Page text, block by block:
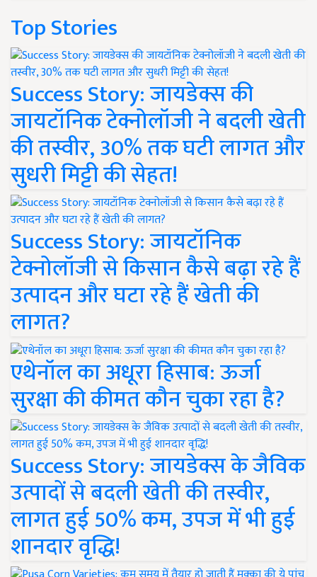
Top Stories
Success Story: जायडेक्स की
जायटॉनिक टेक्नोलॉजी ने बदली खेती
की तस्वीर, 30% तक घटी लागत और
सुधरी मिट्टी की सेहत!
Success Story: जायटॉनिक
टेक्नोलॉजी से किसान कैसे बढ़ा रहे हैं
उत्पादन और घटा रहे हैं खेती की
लागत?
एथेनॉल का अधूरा हिसाब: ऊर्जा
सुरक्षा की कीमत कौन चुका रहा है?
Success Story: जायडेक्स के जैविक
उत्पादों से बदली खेती की तस्वीर,
लागत हुई 50% कम, उपज में भी हुई
शानदार वृद्धि!